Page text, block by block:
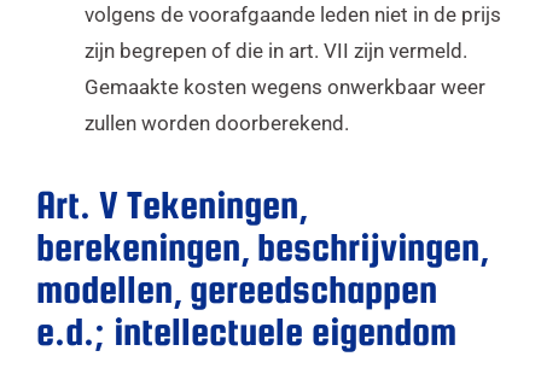
volgens de voorafgaande leden niet in de prijs
zijn begrepen of die in art. VII zijn vermeld.
Gemaakte kosten wegens onwerkbaar weer
zullen worden doorberekend.
Art. V Tekeningen,
berekeningen, beschrijvingen,
modellen, gereedschappen
e.d.; intellectuele eigendom